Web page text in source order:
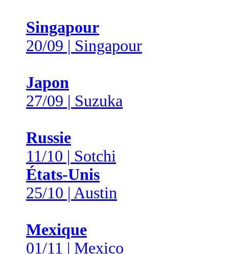
Singapour
20/09 | Singapour
Japon
27/09 | Suzuka
Russie
11/10 | Sotchi
États-Unis
25/10 | Austin
Mexique
01/11 | Mexico